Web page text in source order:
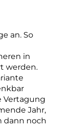
an. So
in
werden.
Vertagung
Jahr,
dann noch